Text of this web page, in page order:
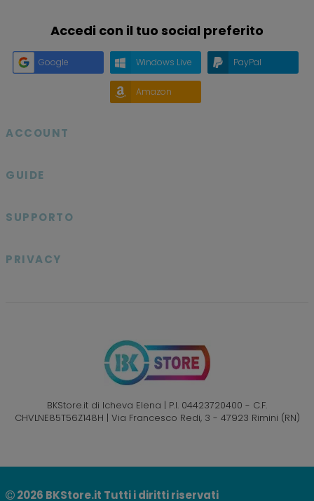
Accedi con il tuo social preferito
Google Windows Live PayPal
Amazon
ACCOUNT
GUIDE
SUPPORTO
PRIVACY
BKStore.it di Icheva Elena | P.I. 04423720400 - C.F.
CHVLNE85T56Z148H | Via Francesco Redi, 3 - 47923 Rimini (RN)
2026 BKStore.it Tutti i diritti riservati